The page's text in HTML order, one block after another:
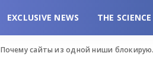
EXCLUSIVE NEWS THE SCIENCE
Почему сайты из одной ниши блокируют массово и как к этому подготовиться заранее